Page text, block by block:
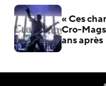
« Ces
Cro-
ans après